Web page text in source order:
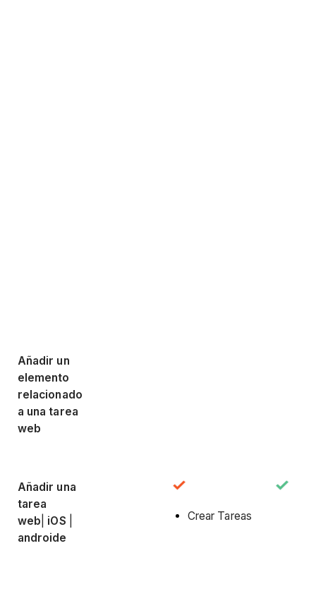
Añadir un
elemento
relacionado
a una tarea
web
Añadir una
tarea
web iOS
androide
Crear Tareas